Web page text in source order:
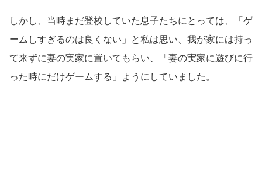
しかし、当時まだ登校していた息子たちにとっては、「ゲ
ームしすぎるのは良くない」と私は思い、我が家には持っ
て来ずに妻の実家に置いてもらい、「妻の実家に遊びに行
った時にだけゲームする」ようにしていました。